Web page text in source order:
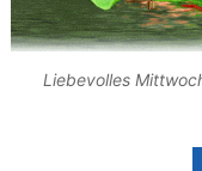
Liebevolles